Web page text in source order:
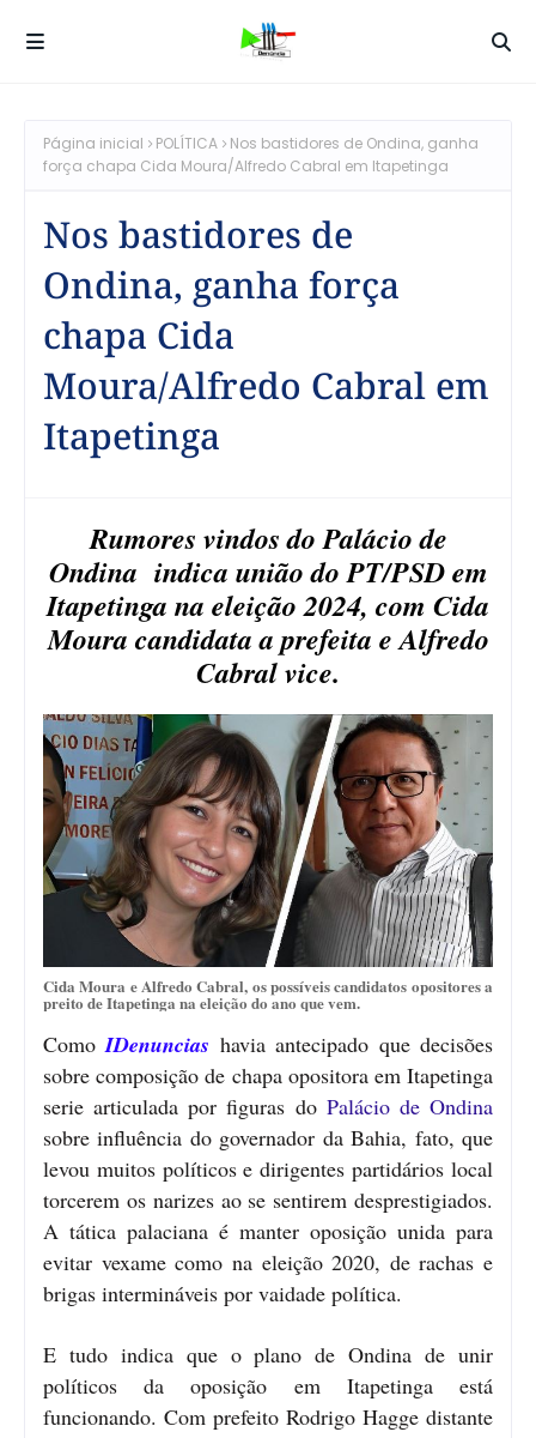
Página inicial POLÍTICA
Nos bastidores de Ondina, ganha
força chapa Cida Moura/Alfredo Cabral em Itapetinga
Nos bastidores de
Ondina, ganha força
chapa Cida
Moura/Alfredo Cabral em
Itapetinga
Rumores vindos do Palácio de
Ondina indica união do PT/PSD em
Itapetinga na eleição 2024, com Cida
Moura candidata a prefeita e Alfredo
Cabral vice.
Cida Moura e Alfredo Cabral, os possíveis candidatos opositores a
preito de Itapetinga na eleição do ano que vem.
ComoIDenuncias havia antecipado que decisões
sobre composição de chapa opositora em Itapetinga
serie articulada por figuras do Palácio de Ondina
sobre influência do governador da Bahia, fato, que
levou muitos políticos e dirigentes partidários local
torcerem os narizes ao se sentirem desprestigiados.
A tática palaciana é manter oposição unida para
evitar vexame como na eleição 2020, de rachas e
brigas intermináveis por vaidade política.
E tudo indica que o plano de Ondina de unir
políticos da oposição em Itapetinga está
funcionando. Com prefeito Rodrigo Hagge distante